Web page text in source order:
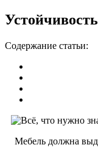
Содержание статьи:
Мебель должна